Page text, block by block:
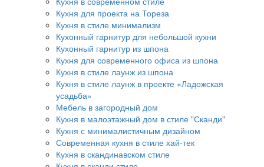
Кухня для проекта на Тореза
Кухня в стиле минимализм
Кухонный гарнитур для небольшой кухни
Кухонный гарнитур из шпона
Кухня для современного офиса из шпона
Кухня в стиле лаунж из шпона
Кухня в стиле лаунж в проекте «Ладожская
усадьба»
Мебель в загородный дом
Кухня в малоэтажный дом в стиле "Сканди"
Кухня с минималистичным дизайном
Современная кухня в стиле хай-тек
Кухня в скандинавском стиле